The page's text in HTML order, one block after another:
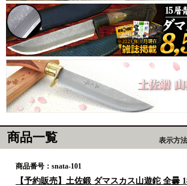
商品一覧 表示方法
商品番号：snata-101
【予約販売】土佐鍛 ダマスカス山遊鉈 全曇